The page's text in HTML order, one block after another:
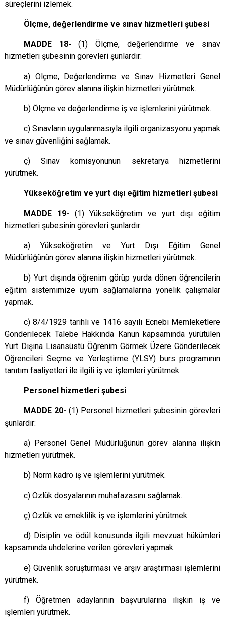
süreçlerini izlemek.
Ölçme, değerlendirme ve sınav hizmetleri şubesi
MADDE 18- (1) Ölçme, değerlendirme ve sınav
hizmetleri şubesinin görevleri şunlardır:
a) Ölçme, Değerlendirme ve Sınav Hizmetleri Genel
Müdürlüğünün görev alanına ilişkin hizmetleri yürütmek.
b) Ölçme ve değerlendirme iş ve işlemlerini yürütmek.
c) Sınavların uygulanmasıyla ilgili organizasyonu yapmak
ve sınav güvenliğini sağlamak.
ç) Sınav komisyonunun sekretarya hizmetlerini
yürütmek.
Yükseköğretim ve yurt dışı eğitim hizmetleri şubesi
MADDE 19- (1) Yükseköğretim ve yurt dışı eğitim
hizmetleri şubesinin görevleri şunlardır:
a) Yükseköğretim ve Yurt Dışı Eğitim Genel
Müdürlüğünün görev alanına ilişkin hizmetleri yürütmek.
b) Yurt dışında öğrenim görüp yurda dönen öğrencilerin
eğitim sistemimize uyum sağlamalarına yönelik çalışmalar
yapmak.
c) 8/4/1929 tarihli ve 1416 sayılı Ecnebi Memleketlere
Gönderilecek Talebe Hakkında Kanun kapsamında yürütülen
Yurt Dışına Lisansüstü Öğrenim Görmek Üzere Gönderilecek
Öğrencileri Seçme ve Yerleştirme (YLSY) burs programının
tanıtım faaliyetleri ile ilgili iş ve işlemleri yürütmek.
Personel hizmetleri şubesi
MADDE 20- (1) Personel hizmetleri şubesinin görevleri
şunlardır:
a) Personel Genel Müdürlüğünün görev alanına ilişkin
hizmetleri yürütmek.
b) Norm kadro iş ve işlemlerini yürütmek.
c) Özlük dosyalarının muhafazasını sağlamak.
ç) Özlük ve emeklilik iş ve işlemlerini yürütmek.
d) Disiplin ve ödül konusunda ilgili mevzuat hükümleri
kapsamında uhdelerine verilen görevleri yapmak.
e) Güvenlik soruşturması ve arşiv araştırması işlemlerini
yürütmek.
f) Öğretmen adaylarının başvurularına ilişkin iş ve
işlemleri yürütmek.